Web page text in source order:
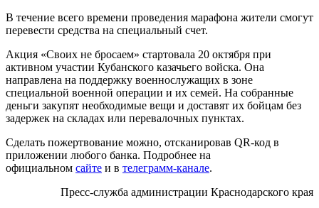
В течение всего времени проведения марафона жители смогут
перевести средства на специальный счет.
Акция «Своих не бросаем» стартовала 20 октября при
активном участии Кубанского казачьего войска. Она
направлена на поддержку военнослужащих в зоне
специальной военной операции и их семей. На собранные
деньги закупят необходимые вещи и доставят их бойцам без
задержек на складах или перевалочных пунктах.
Сделать пожертвование можно, отсканировав QR-код в
приложении любого банка. Подробнее на
официальном сайте и в телеграмм-канале.
Пресс-служба администрации Краснодарского края